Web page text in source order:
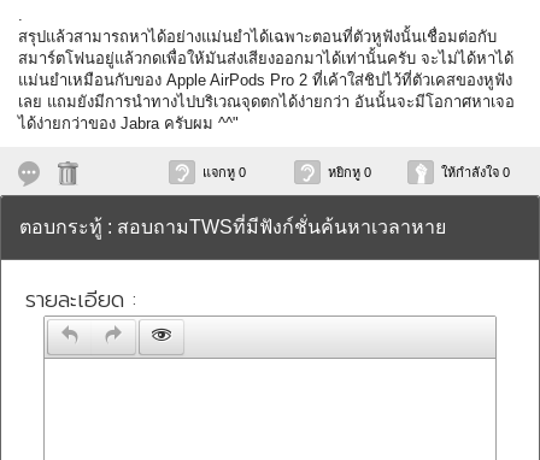
.
สรุปแล้วสามารถหาได้อย่างแม่นยำได้เฉพาะตอนที่ตัวหูฟังนั้นเชื่อมต่อกับ
สมาร์ตโฟนอยู่แล้วกดเพื่อให้มันส่งเสียงออกมาได้เท่านั้นครับ จะไม่ได้หาได้
แม่นยำเหมือนกับของ Apple AirPods Pro 2 ที่เค้าใส่ชิปไว้ที่ตัวเคสของหูฟัง
เลย แถมยังมีการนำทางไปบริเวณจุดตกได้ง่ายกว่า อันนั้นจะมีโอกาศหาเจอ
ได้ง่ายกว่าของ Jabra ครับผม ^^"
แจกหู 0 หยิกหู 0 ให้กำลังใจ 0
ตอบกระทู้ : สอบถามTWSที่มีฟังก์ชั่นค้นหาเวลาหาย
รายละเอียด :